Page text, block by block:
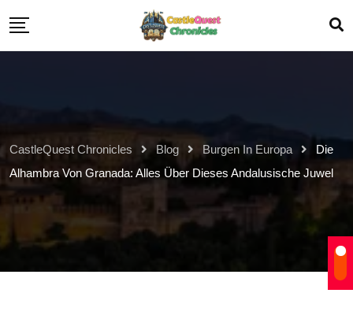
CastleQuest Chronicles Blog Burgen In Europa
Die
Alhambra Von Granada: Alles Über Dieses Andalusische Juwel